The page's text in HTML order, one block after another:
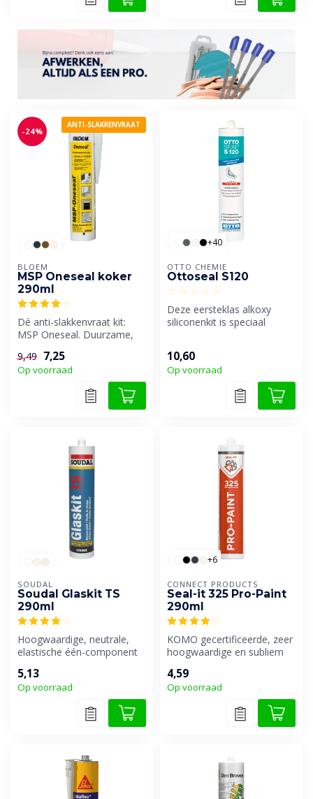
ANTI-SLAKKENVRAAT
-24%
BLOEM
MSP Oneseal koker
290ml
Dé anti-slakkenvraat kit:
MSP Oneseal. Duurzame,
voor...
9,49 7,25
Op voorraad
+40
OTTO CHEMIE
Ottoseal S120
Deze eersteklas alkoxy
siliconenkit is speciaal
10,60
Op voorraad
SOUDAL
Soudal Glaskit TS
290ml
Hoogwaardige, neutrale,
elastische één-component
basis...
5,13
Op voorraad
+6
CONNECT PRODUCTS
Seal-it 325 Pro-Paint
290ml
KOMO gecertificeerde, zeer
hoogwaardige en subliem
afdichtingsk...
4,59
Op voorraad